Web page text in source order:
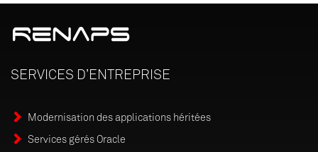
SERVICES D’ENTREPRISE
Modernisation des applications héritées
Services gérés Oracle